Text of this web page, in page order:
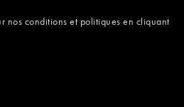
nos conditions et politiques en cliquant